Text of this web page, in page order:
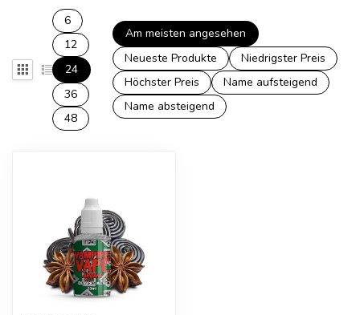
6
12
24
36
48
Am meisten angesehen
Neueste Produkte
Niedrigster Preis
Höchster Preis
Name aufsteigend
Name absteigend